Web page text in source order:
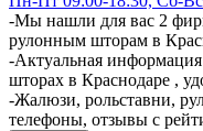
-Мы нашли для вас 2
рулонным шторам в
-Актуальная
шторах в Краснодаре ,
-Жалюзи, рольставни,
телефоны, отзывы с